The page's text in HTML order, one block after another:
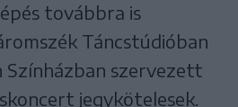
továbbra is
Táncstúdióban
Színházban szervezett
jegykötelesek.